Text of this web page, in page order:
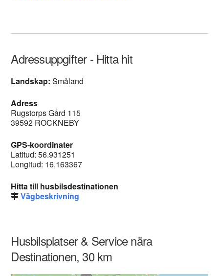
Adressuppgifter - Hitta hit
Landskap:Småland
Adress
Rugstorps Gård 115
39592 ROCKNEBY
GPS-koordinater
Latitud: 56.931251
Longitud: 16.163367
Hitta till husbilsdestinationen
Vägbeskrivning
Husbilsplatser & Service nära
Destinationen, 30 km